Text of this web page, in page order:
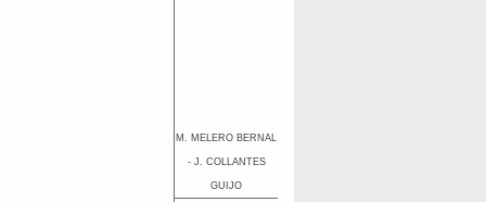
M. MELERO BERNAL
- J. COLLANTES
GUIJO